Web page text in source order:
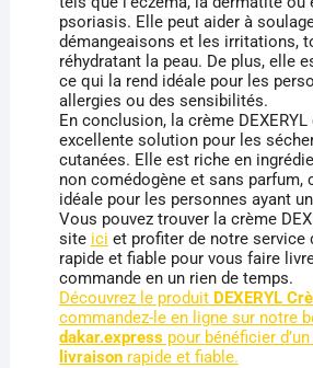
psoriasis. Elle peut aider à
démangeaisons et les irritations,
réhydratant la peau. De plus, elle
ce qui la rend idéale pour les
allergies ou des sensibilités.
En conclusion, la crème DEXERYL
excellente solution pour les
cutanées. Elle est riche en
non comédogène et sans parfum,
idéale pour les personnes ayant
Vous pouvez trouver la crème
site ici et profiter de notre service
rapide et fiable pour vous faire
commande en un rien de temps.
Découvrez le produit DEXERYL
commandez-le en ligne sur notre
dakar.expresspour bénéficier d’un
livraisonrapide et fiable.